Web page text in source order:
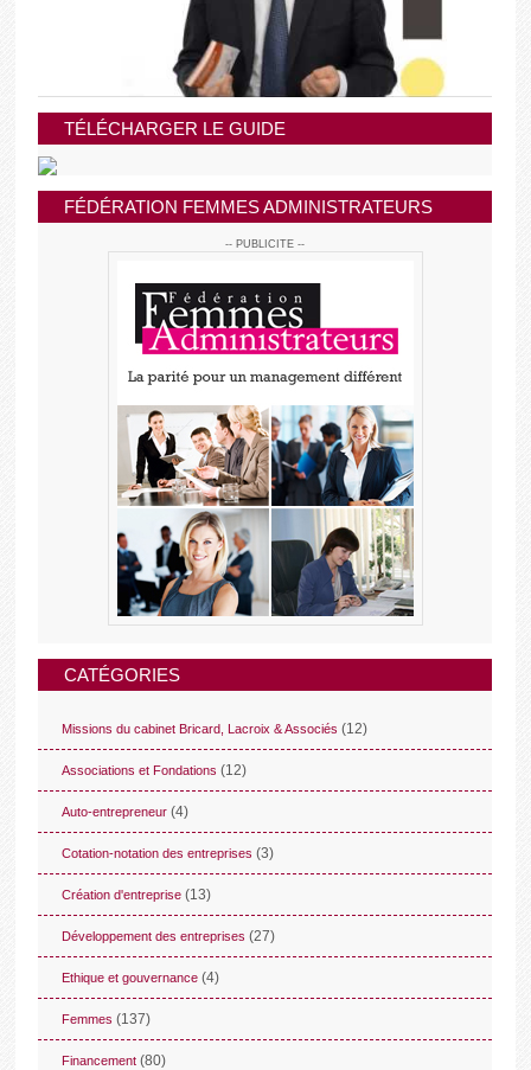
TÉLÉCHARGER LE GUIDE
FÉDÉRATION FEMMES ADMINISTRATEURS
-- PUBLICITE --
CATÉGORIES
Missions du cabinet Bricard, Lacroix & Associés (12)
Associations et Fondations (12)
Auto-entrepreneur (4)
Cotation-notation des entreprises (3)
Création d'entreprise (13)
Développement des entreprises (27)
Ethique et gouvernance (4)
Femmes (137)
Financement (80)